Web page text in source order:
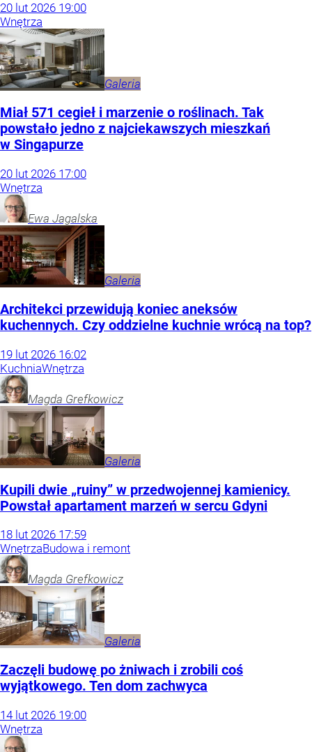
20 lut 2026 19:00
Wnętrza
Galeria
Miał 571 cegieł i marzenie o roślinach. Tak
powstało jedno z najciekawszych mieszkań
w Singapurze
20 lut 2026 17:00
Wnętrza
Ewa Jagalska
Galeria
Architekci przewidują koniec aneksów
kuchennych. Czy oddzielne kuchnie wrócą na top?
19 lut 2026 16:02
KuchniaWnętrza
Magda Grefkowicz
Galeria
Kupili dwie „ruiny” w przedwojennej kamienicy.
Powstał apartament marzeń w sercu Gdyni
18 lut 2026 17:59
WnętrzaBudowa i remont
Magda Grefkowicz
Galeria
Zaczęli budowę po żniwach i zrobili coś
wyjątkowego. Ten dom zachwyca
14 lut 2026 19:00
Wnętrza